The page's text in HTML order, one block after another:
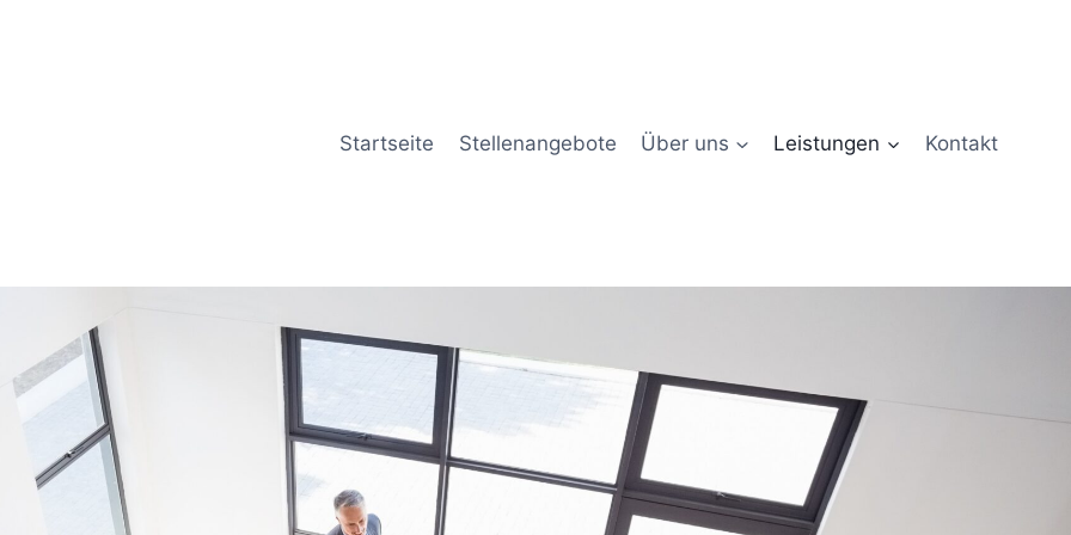
Startseite Stellenangebote Über uns Leistungen Kontakt